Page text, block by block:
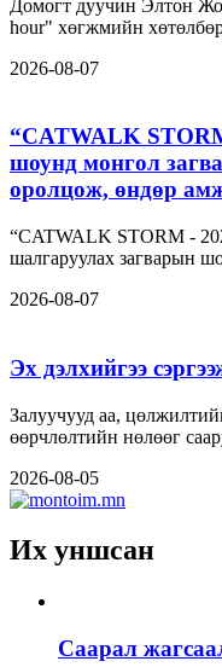
Домогт дуучин Элтон
hour" хөгжмийн
2026-08-07
“CATWALK
шоунд монгол
оролцож, өндөр
“CATWALK STORM -
шалгаруулах загварын
2026-08-07
Эх дэлхийгээ
Залуучууд аа,
өөрчлөлтийн нөлөөг
2026-08-05
Их уншсан
Саарал